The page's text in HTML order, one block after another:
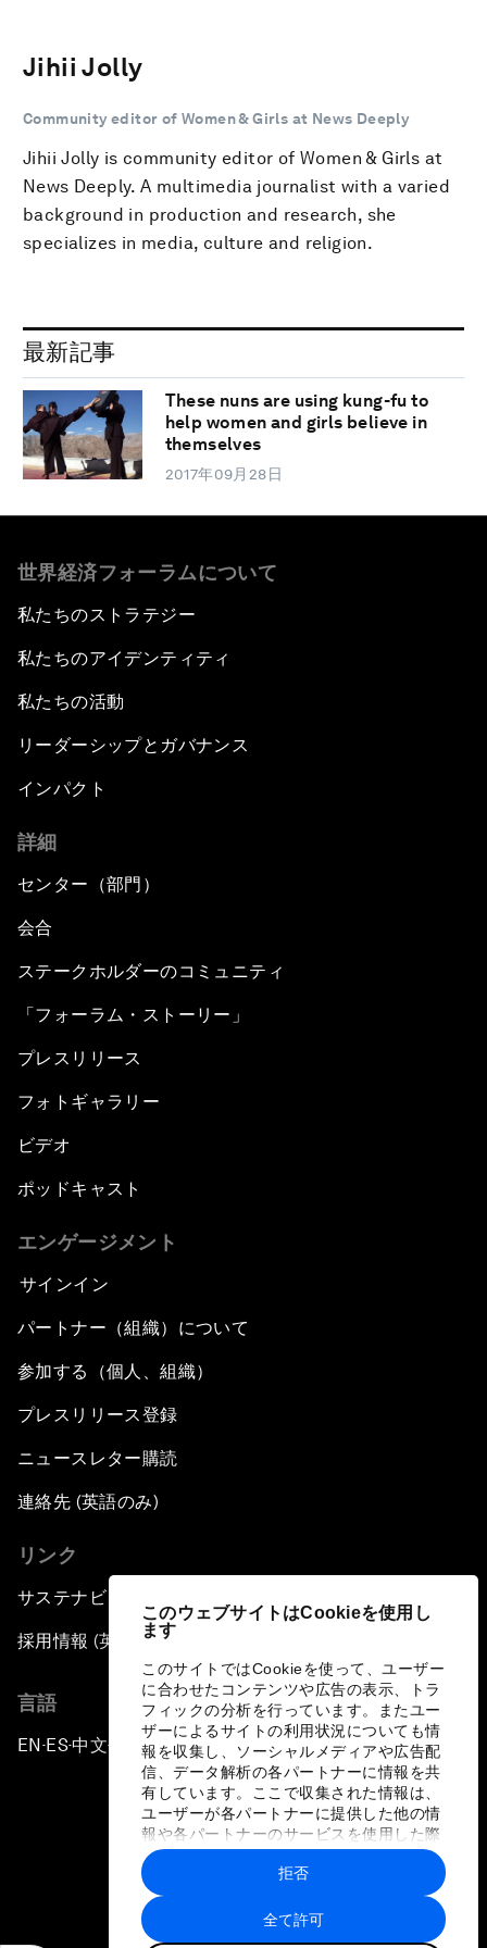
このウェブサイトはCookieを使用し
ます
このサイトではCookieを使って、ユーザー
に合わせたコンテンツや広告の表示、トラ
フィックの分析を行っています。またユー
ザーによるサイトの利用状況についても情
報を収集し、ソーシャルメディアや広告配
信、データ解析の各パートナーに情報を共
有しています。ここで収集された情報は、
ユーザーが各パートナーに提供した他の情
報や各パートナーのサービスを使用した際
に収集された情報と組み合わされ、各パー
トナーによって使用されることがありま
す。
全て許可
拒否
Jihii Jolly
Community editor of Women & Girls at News Deeply
Jihii Jolly is community editor of Women & Girls at
News Deeply. A multimedia journalist with a varied
background in production and research, she
specializes in media, culture and religion.
最新記事
These nuns are using kung-fu to
help women and girls believe in
themselves
2017年09月28日
世界経済フォーラムについて
私たちのストラテジー
私たちのアイデンティティ
私たちの活動
リーダーシップとガバナンス
インパクト
詳細
センター（部門）
会合
ステークホルダーのコミュニティ
「フォーラム・ストーリー」
プレスリリース
フォトギャラリー
ビデオ
ポッドキャスト
エンゲージメント
サインイン
パートナー（組織）について
参加する（個人、組織）
プレスリリース登録
ニュースレター購読
連絡先 (英語のみ)
リンク
サステナビリティへの取り組み
採用情報 (英語のみ)
言語
EN ▪ ES▪中文▪ 日本語
プライバシーポリシーと利用規約
サイトマップ